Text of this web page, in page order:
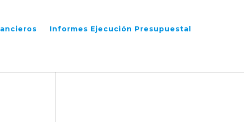
Informes Ejecución Presupuestal